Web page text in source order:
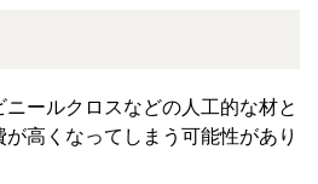
ールクロスなどの人工的な材と
高くなってしまう可能性があり